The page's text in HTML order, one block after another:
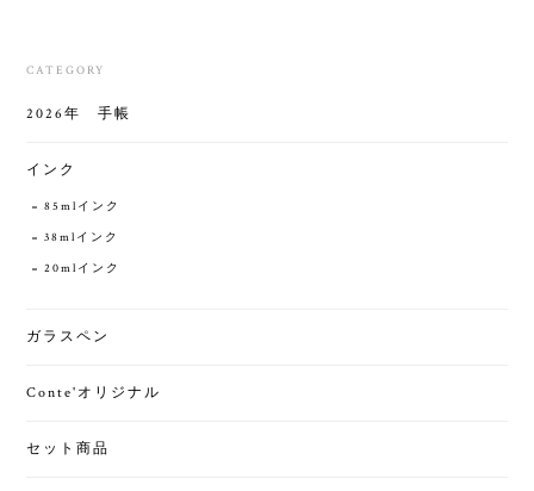
CATEGORY
2026年 手帳
インク
85mlインク
38mlインク
20mlインク
ガラスペン
Conte'オリジナル
セット商品